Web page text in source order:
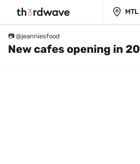
MTL
📷 @jeanniesfood